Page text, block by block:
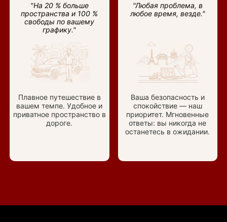
"На 20 % больше
пространства и 100 %
свободы по вашему
графику."
Плавное путешествие в
вашем темпе. Удобное и
приватное пространство в
дороге.
"Любая проблема, в
любое время, везде."
Ваша безопасность и
спокойствие — наш
приоритет. Мгновенные
ответы: вы никогда не
останетесь в ожидании.